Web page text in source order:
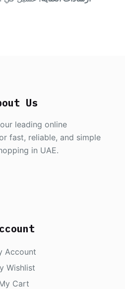
Us
leading online
fast, reliable, and simple
in UAE.
Account
Wishlist
Cart